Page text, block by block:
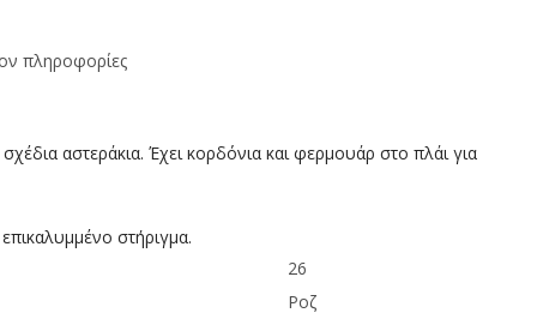
πληροφορίες
αστεράκια. Έχει κορδόνια και φερμουάρ στο πλάι για
στήριγμα.
26
Ροζ